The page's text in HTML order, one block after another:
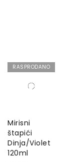
RASPRODANO
Mirisni
štapići
Dinja/Violet
120ml